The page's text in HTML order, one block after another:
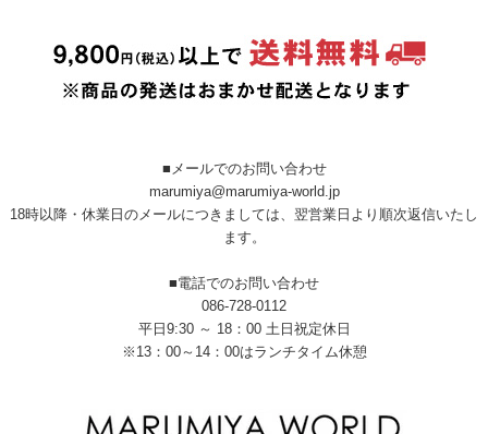
■メールでのお問い合わせ
marumiya@marumiya-world.jp
18時以降・休業日のメールにつきましては、翌営業日より順次返信いたし
ます。
■電話でのお問い合わせ
086-728-0112
平日9:30 ～ 18：00 土日祝定休日
※13：00～14：00はランチタイム休憩